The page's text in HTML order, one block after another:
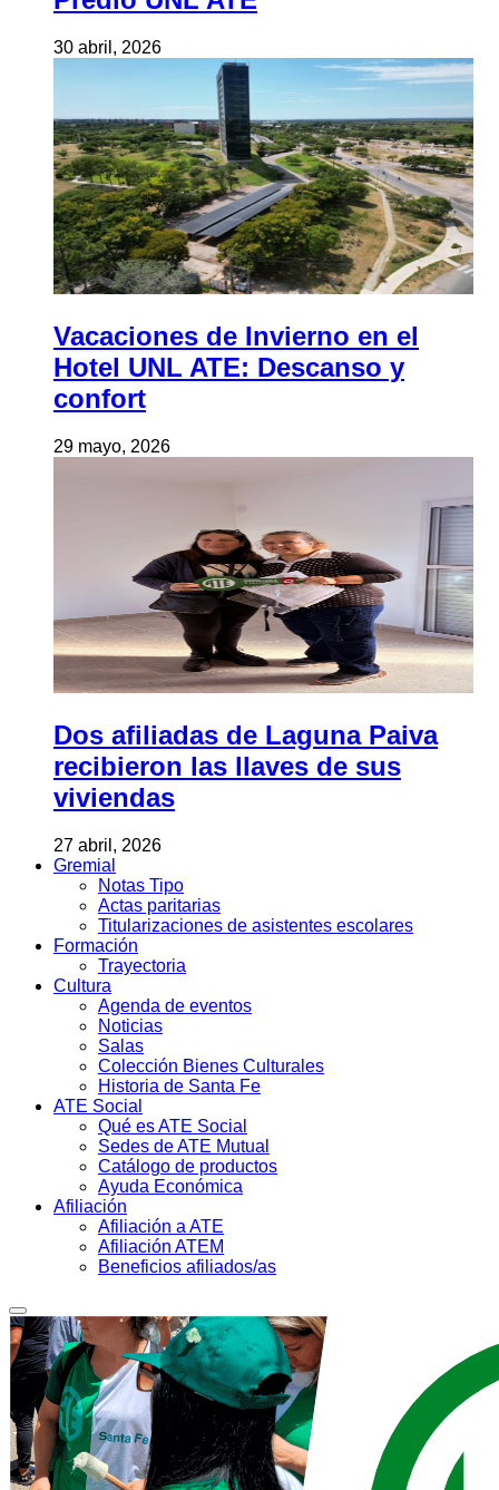
30 abril, 2026
Vacaciones de Invierno en el
Hotel UNL ATE: Descanso y
confort
29 mayo, 2026
Dos afiliadas de Laguna Paiva
recibieron las llaves de sus
viviendas
27 abril, 2026
Gremial
Notas Tipo
Actas paritarias
Titularizaciones de asistentes escolares
Formación
Trayectoria
Cultura
Agenda de eventos
Noticias
Salas
Colección Bienes Culturales
Historia de Santa Fe
ATE Social
Qué es ATE Social
Sedes de ATE Mutual
Catálogo de productos
Ayuda Económica
Afiliación
Afiliación a ATE
Afiliación ATEM
Beneficios afiliados/as